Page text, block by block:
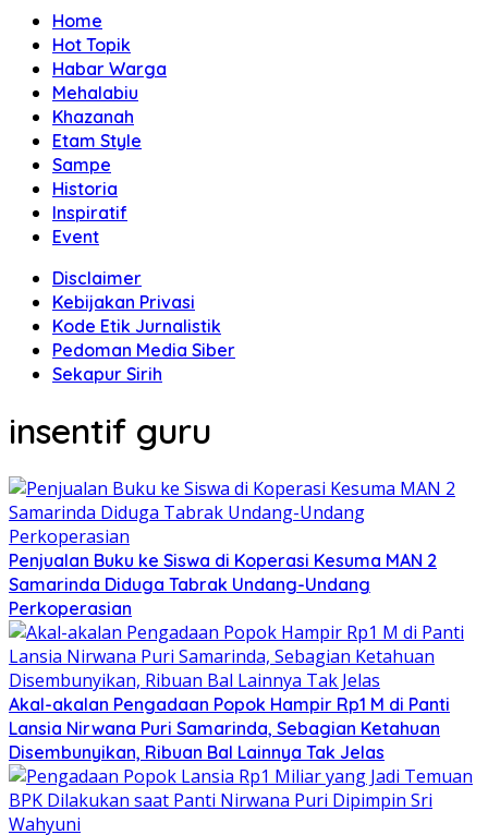
Home
Hot Topik
Habar Warga
Mehalabiu
Khazanah
Etam Style
Sampe
Historia
Inspiratif
Event
Disclaimer
Kebijakan Privasi
Kode Etik Jurnalistik
Pedoman Media Siber
Sekapur Sirih
insentif guru
Penjualan Buku ke Siswa di Koperasi Kesuma MAN 2
Samarinda Diduga Tabrak Undang-Undang
Perkoperasian
Akal-akalan Pengadaan Popok Hampir Rp1 M di Panti
Lansia Nirwana Puri Samarinda, Sebagian Ketahuan
Disembunyikan, Ribuan Bal Lainnya Tak Jelas